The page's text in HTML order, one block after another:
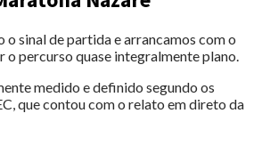
o sinal de partida e arrancamos com o
percurso quase integralmente plano.
medido e definido segundo os
que contou com o relato em direto da